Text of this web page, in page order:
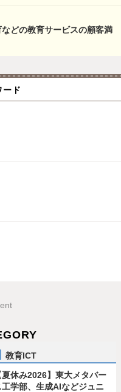
などの教育サービスの顧客満
ード
教育ICT
夏休み2026】東大メタバー
工学部、生成AIなどジュニ